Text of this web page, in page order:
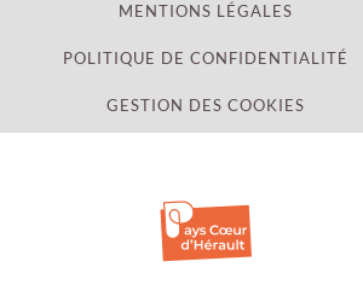
MENTIONS LÉGALES
POLITIQUE DE CONFIDENTIALITÉ
GESTION DES COOKIES